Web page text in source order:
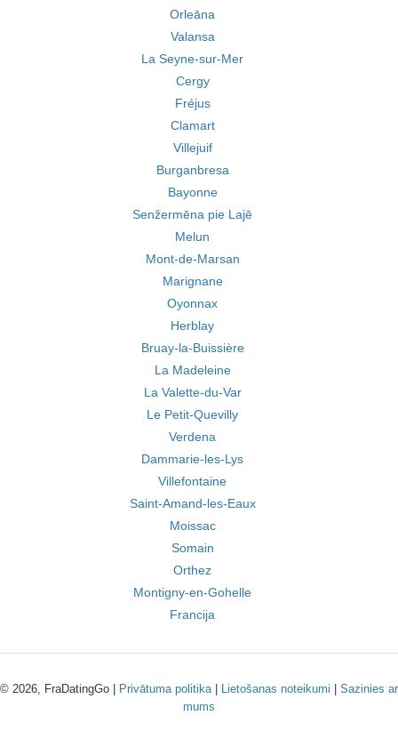
Orleāna
Valansa
La Seyne-sur-Mer
Cergy
Fréjus
Clamart
Villejuif
Burganbresa
Bayonne
Senžermēna pie Lajē
Melun
Mont-de-Marsan
Marignane
Oyonnax
Herblay
Bruay-la-Buissière
La Madeleine
La Valette-du-Var
Le Petit-Quevilly
Verdena
Dammarie-les-Lys
Villefontaine
Saint-Amand-les-Eaux
Moissac
Somain
Orthez
Montigny-en-Gohelle
Francija
© 2026, FraDatingGo | Privātuma politika| Lietošanas noteikumi
Sazinies ar
mums